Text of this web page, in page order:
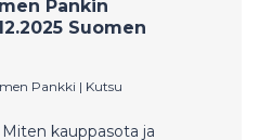
Pankin
Suomen
Pankki | Kutsu
kauppasota ja